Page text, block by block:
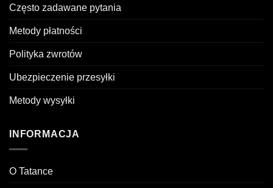
Często zadawane pytania
Metody płatności
Polityka zwrotów
Ubezpieczenie przesyłki
Metody wysyłki
INFORMACJA
O Tatance